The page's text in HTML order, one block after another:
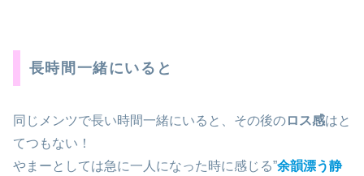
長時間一緒にいると
同じメンツで長い時間一緒にいると、その後のロス感はと
てつもない！
やまーとしては急に一人になった時に感じる”余韻漂う静